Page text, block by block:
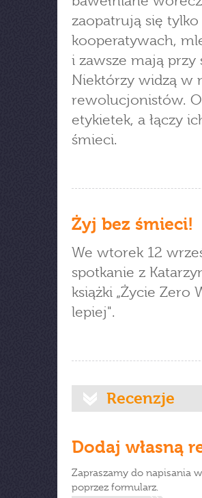
zaopatrują się
kooperatywach,
i zawsze mają przy
Niektórzy widzą w
rewolucjonistów.
etykietek, a łączy
śmieci.
Żyj bez śmieci!
We wtorek 12
spotkanie z
książki „Życie Zero
lepiej".
Recenzje
Dodaj własną
Zapraszamy do napisania
poprzez formularz.